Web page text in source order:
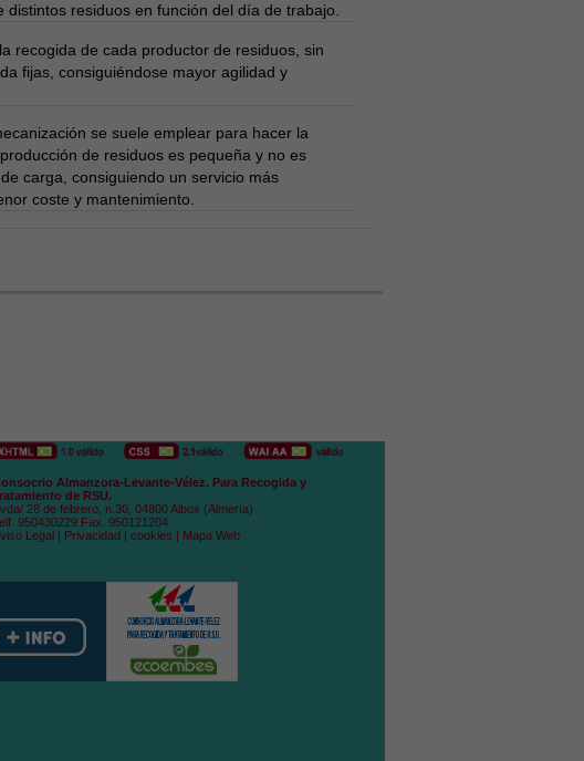
residuos en función del día de trabajo.
recogida de cada productor de residuos, sin
fijas, consiguiéndose mayor agilidad y
se suele emplear para hacer la
de residuos es pequeña y no es
carga, consiguiendo un servicio más
coste y mantenimiento.
Almanzora-Levante-Vélez. Para Recogida y
de RSU.
28 de febrero, n.30, 04800 Albox (Almería)
950430229 Fax. 950121204
Legal
Privacidad cookies Mapa Web